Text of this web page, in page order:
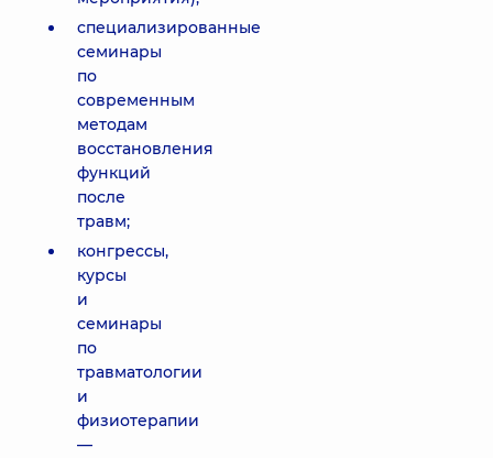
специализированные
семинары
по
современным
методам
восстановления
функций
после
травм;
конгрессы,
курсы
и
семинары
по
травматологии
и
физиотерапии
—